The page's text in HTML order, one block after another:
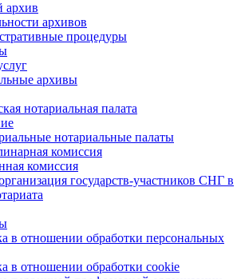
архив
архивов
процедуры
архивы
нотариальная палата
нотариальные палаты
комиссия
комиссия
государств-участников СНГ в
в отношении обработки персональных
в отношении обработки cookie